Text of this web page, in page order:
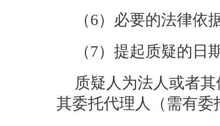
（6）必要的法律依
（7）提起质疑的日
质疑人为法人或者
其委托代理人（需有